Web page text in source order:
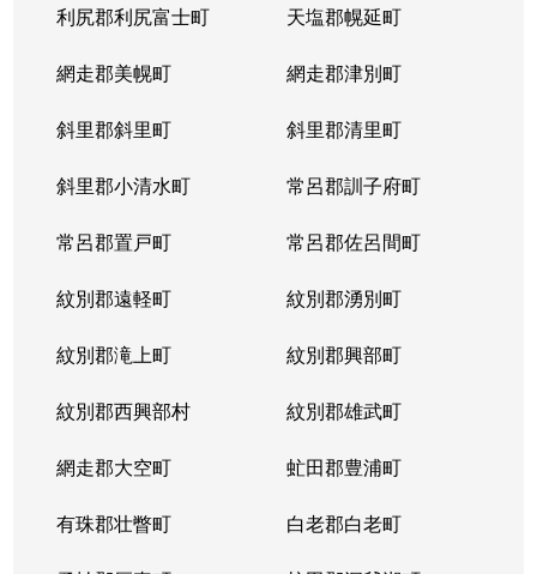
利尻郡利尻富士町 天塩郡幌延町
網走郡美幌町 網走郡津別町
斜里郡斜里町 斜里郡清里町
斜里郡小清水町 常呂郡訓子府町
常呂郡置戸町 常呂郡佐呂間町
紋別郡遠軽町 紋別郡湧別町
紋別郡滝上町 紋別郡興部町
紋別郡西興部村 紋別郡雄武町
網走郡大空町 虻田郡豊浦町
有珠郡壮瞥町 白老郡白老町